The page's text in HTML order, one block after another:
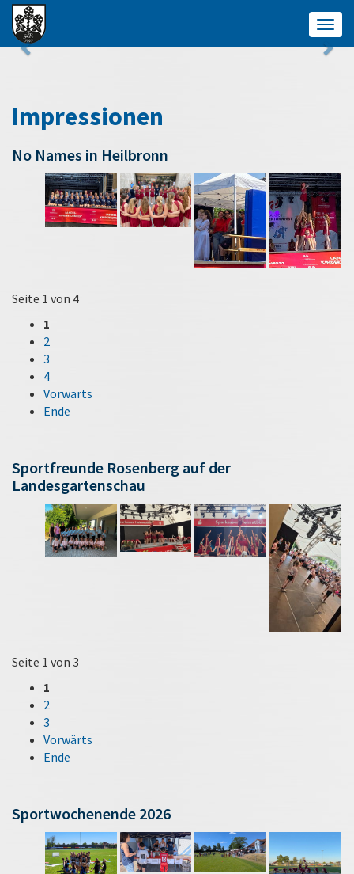
Impressionen
No Names in Heilbronn
Seite 1 von 4
1
2
3
4
Vorwärts
Ende
Sportfreunde Rosenberg auf der
Landesgartenschau
Seite 1 von 3
1
2
3
Vorwärts
Ende
Sportwochenende 2026